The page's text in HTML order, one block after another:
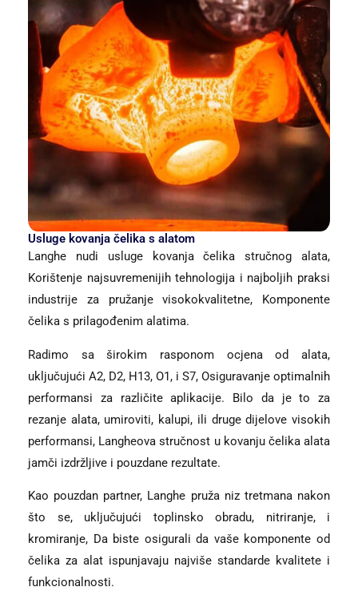
Usluge kovanja čelika s alatom
Langhe nudi usluge kovanja čelika stručnog alata,
Korištenje najsuvremenijih tehnologija i najboljih praksi
industrije za pružanje visokokvalitetne, Komponente
čelika s prilagođenim alatima.
Radimo sa širokim rasponom ocjena od alata,
uključujući A2, D2, H13, O1, i S7, Osiguravanje optimalnih
performansi za različite aplikacije. Bilo da je to za
rezanje alata, umiroviti, kalupi, ili druge dijelove visokih
performansi, Langheova stručnost u kovanju čelika alata
jamči izdržljive i pouzdane rezultate.
Kao pouzdan partner, Langhe pruža niz tretmana nakon
što se, uključujući toplinsko obradu, nitriranje, i
kromiranje, Da biste osigurali da vaše komponente od
čelika za alat ispunjavaju najviše standarde kvalitete i
funkcionalnosti.